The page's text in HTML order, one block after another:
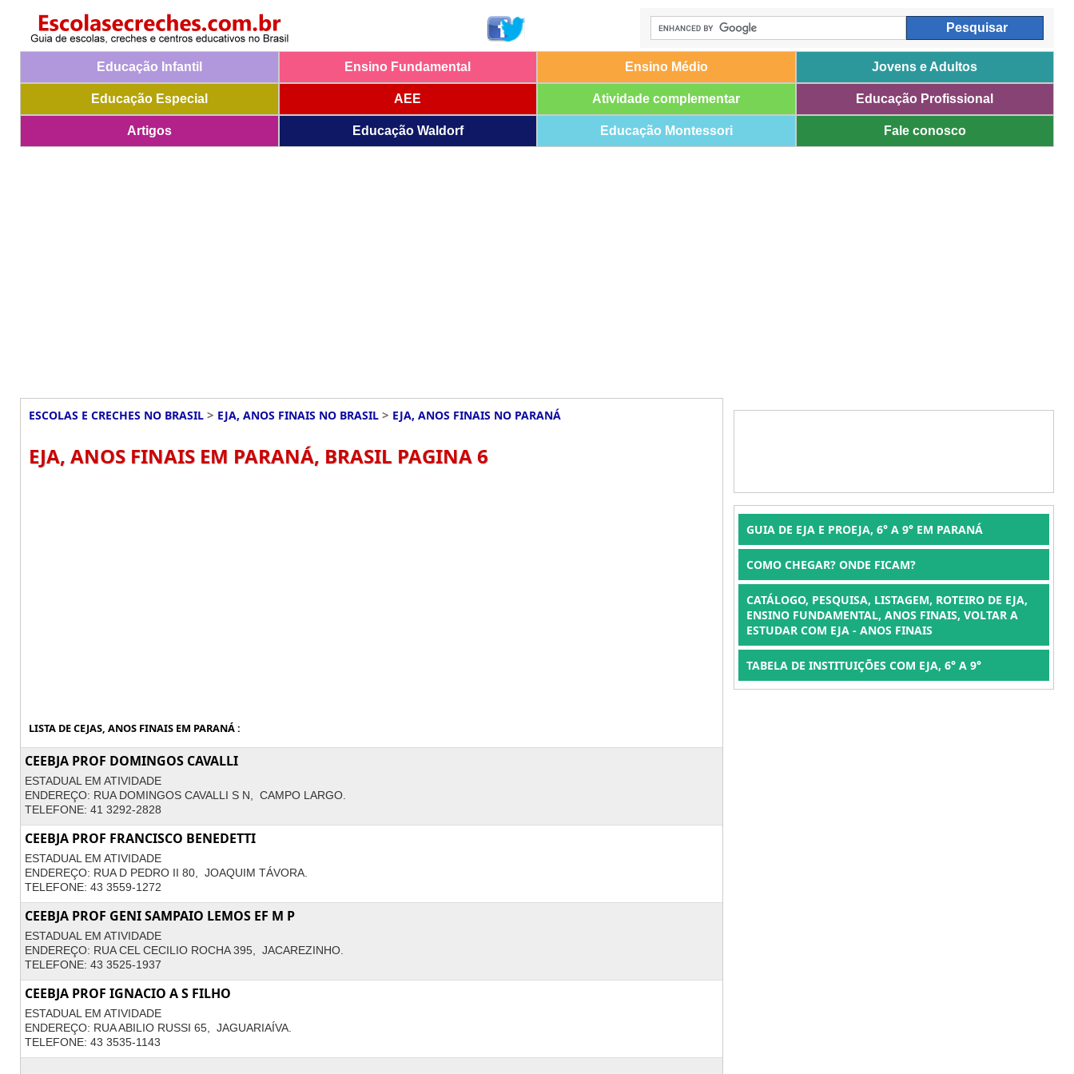
Educação Infantil Ensino Fundamental Ensino Médio Jovens e Adultos
Educação Especial AEE Atividade complementar Educação Profissional
Artigos Educação Waldorf Educação Montessori Fale conosco
ESCOLAS E CRECHES NO BRASIL > EJA, ANOS FINAIS NO BRASIL > EJA, ANOS FINAIS NO PARANÁ
EJA, ANOS FINAIS EM PARANÁ, BRASIL PAGINA 6
LISTA DE CEJAS, ANOS FINAIS EM PARANÁ :
CEEBJA PROF DOMINGOS CAVALLI
ESTADUAL EM ATIVIDADE
ENDEREÇO: RUA DOMINGOS CAVALLI S N, CAMPO LARGO.
TELEFONE: 41 3292-2828
CEEBJA PROF FRANCISCO BENEDETTI
ESTADUAL EM ATIVIDADE
ENDEREÇO: RUA D PEDRO II 80, JOAQUIM TÁVORA.
TELEFONE: 43 3559-1272
CEEBJA PROF GENI SAMPAIO LEMOS EF M P
ESTADUAL EM ATIVIDADE
ENDEREÇO: RUA CEL CECILIO ROCHA 395, JACAREZINHO.
TELEFONE: 43 3525-1937
CEEBJA PROF IGNACIO A S FILHO
ESTADUAL EM ATIVIDADE
ENDEREÇO: RUA ABILIO RUSSI 65, JAGUARIAÍVA.
TELEFONE: 43 3535-1143
GUIA DE EJA E PROEJA, 6° A 9° EM PARANÁ
COMO CHEGAR? ONDE FICAM?
CATÁLOGO, PESQUISA, LISTAGEM, ROTEIRO DE EJA,
ENSINO FUNDAMENTAL, ANOS FINAIS, VOLTAR A
ESTUDAR COM EJA - ANOS FINAIS
TABELA DE INSTITUIÇÕES COM EJA, 6° A 9°